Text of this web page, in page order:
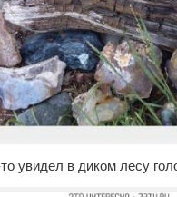
увидел в диком лесу